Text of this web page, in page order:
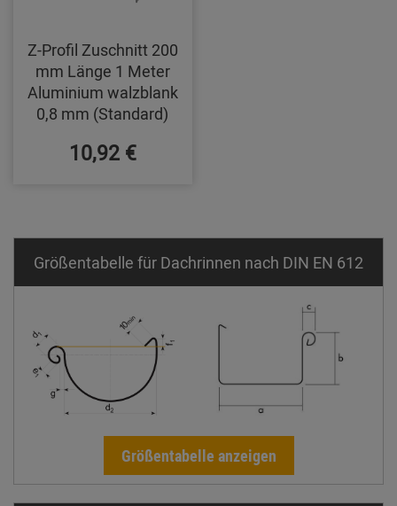
Z-Profil Zuschnitt 200
mm Länge 1 Meter
Aluminium walzblank
0,8 mm (Standard)
10,92 €
Größentabelle für Dachrinnen nach DIN EN 612
Größentabelle anzeigen